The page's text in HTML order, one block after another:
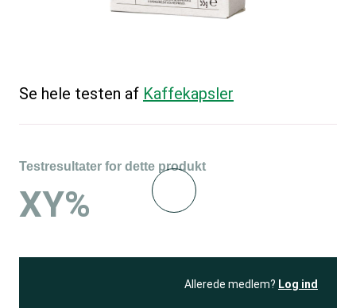
Se hele testen af Kaffekapsler
Testresultater for dette produkt
XY%
Allerede medlem? Log ind